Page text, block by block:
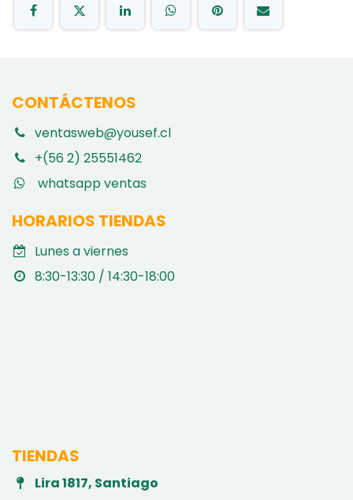
CONTÁCTENOS
ventasweb@yousef.cl
+(56 2) 25551462
whatsapp ventas
HORARIOS TIENDAS
Lunes a viernes
8:30-13:30 / 14:30-18:00
TIENDAS
Lira 1817, Santiago